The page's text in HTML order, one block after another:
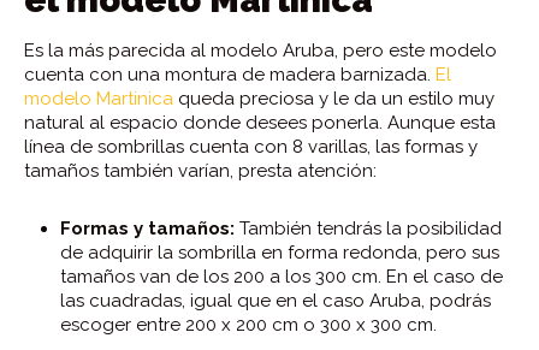
Es la más parecida al modelo Aruba, pero este modelo
cuenta con una montura de madera barnizada. El
modelo Martinica queda preciosa y le da un estilo muy
natural al espacio donde desees ponerla. Aunque esta
línea de sombrillas cuenta con 8 varillas, las formas y
tamaños también varían, presta atención:
Formas y tamaños: También tendrás la posibilidad
de adquirir la sombrilla en forma redonda, pero sus
tamaños van de los 200 a los 300 cm. En el caso de
las cuadradas, igual que en el caso Aruba, podrás
escoger entre 200 x 200 cm o 300 x 300 cm.